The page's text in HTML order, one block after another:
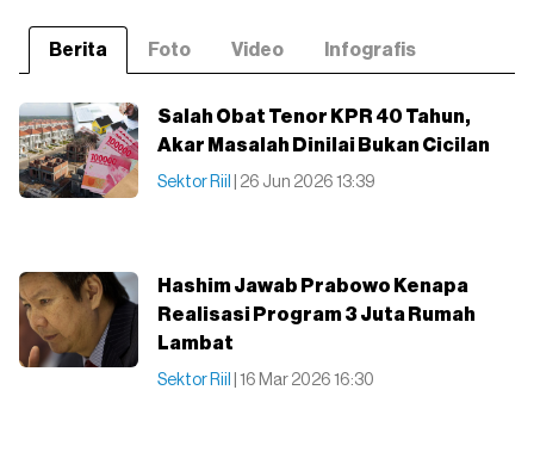
Berita Foto Video Infografis
Salah Obat Tenor KPR 40 Tahun,
Akar Masalah Dinilai Bukan Cicilan
Sektor Riil | 26 Jun 2026 13:39
Hashim Jawab Prabowo Kenapa
Realisasi Program 3 Juta Rumah
Lambat
Sektor Riil | 16 Mar 2026 16:30